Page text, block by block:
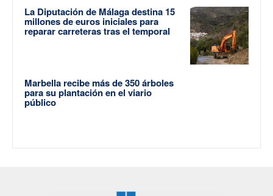
La Diputación de Málaga destina 15
millones de euros iniciales para
reparar carreteras tras el temporal
Marbella recibe más de 350 árboles
para su plantación en el viario
público